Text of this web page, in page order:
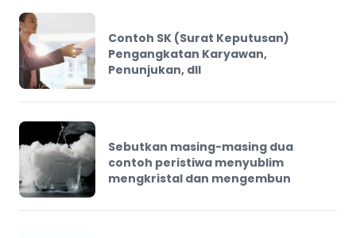
Contoh SK (Surat Keputusan)
Pengangkatan Karyawan,
Penunjukan, dll
Sebutkan masing-masing dua
contoh peristiwa menyublim
mengkristal dan mengembun